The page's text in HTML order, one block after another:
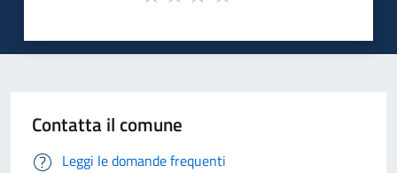
Contatta il comune
Leggi le domande frequenti